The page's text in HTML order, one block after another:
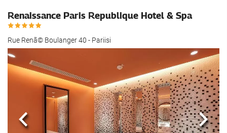
Renaissance Paris Republique Hotel & Spa
Rue Renã© Boulanger 40 - Pariisi
Edellinen